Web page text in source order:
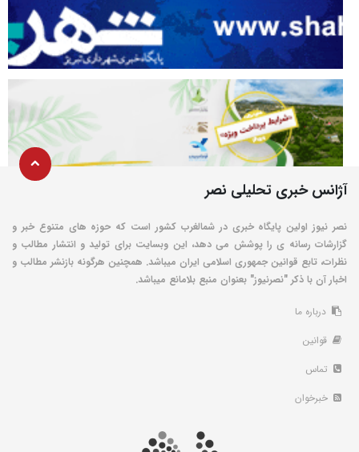
آژانس خبری تحلیلی نصر
نصر نیوز اولین پایگاه خبری در شمالغرب کشور است که حوزه های متنوع خبر و
گزارشات رسانه ی را پوشش می دهد، این وبسایت برای تولید و انتشار مطالب و
نظرات، تابع قوانین جمهوری اسلامی ایران میباشد. همچنین هرگونه بازنشر مطالب و
اخبار آن با ذکر "نصرنیوز" بعنوان منبع بلامانع میباشد.
درباره ما
قوانین
تماس
خبرخوان